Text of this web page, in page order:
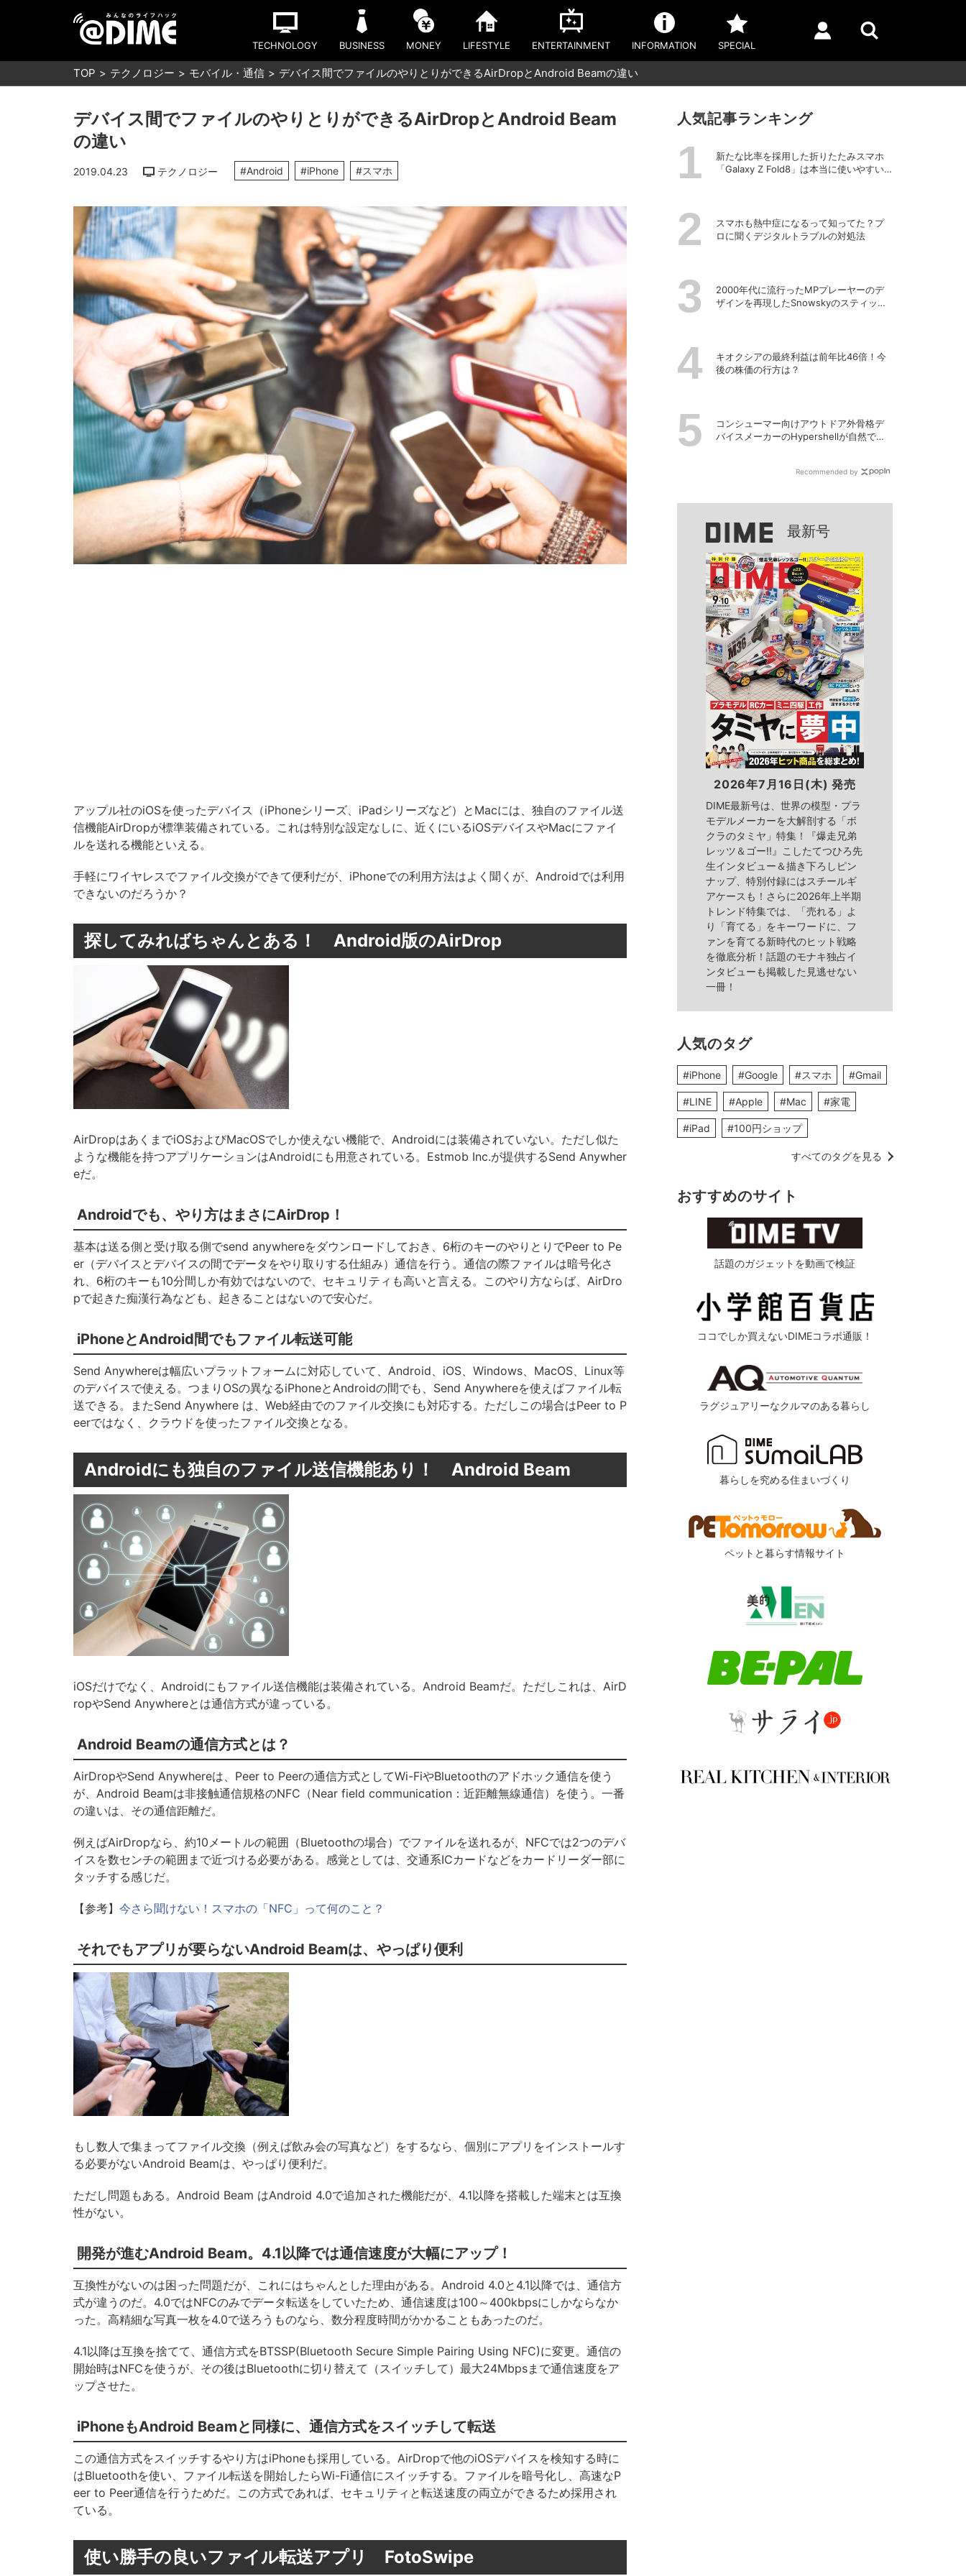
TECHNOLOGY BUSINESS MONEY LIFESTYLE ENTERTAINMENT INFORMATION SPECIAL
TOP テクノロジー モバイル・通信 デバイス間でファイルのやりとりができるAirDropとAndroid Beamの違い
デバイス間でファイルのやりとりができるAirDropとAndroid Beam
の違い
2019.04.23 テクノロジー #Android #iPhone #スマホ
アップル社のiOSを使ったデバイス（iPhoneシリーズ、iPadシリーズなど）とMacには、独自のファイル送
信機能AirDropが標準装備されている。これは特別な設定なしに、近くにいるiOSデバイスやMacにファイ
ルを送れる機能といえる。
手軽にワイヤレスでファイル交換ができて便利だが、iPhoneでの利用方法はよく聞くが、Androidでは利用
できないのだろうか？
探してみればちゃんとある！ Android版のAirDrop
AirDropはあくまでiOSおよびMacOSでしか使えない機能で、Androidには装備されていない。ただし似た
ような機能を持つアプリケーションはAndroidにも用意されている。Estmob Inc.が提供するSend Anywher
eだ。
Androidでも、やり方はまさにAirDrop！
基本は送る側と受け取る側でsend anywhereをダウンロードしておき、6桁のキーのやりとりでPeer to Pe
er（デバイスとデバイスの間でデータをやり取りする仕組み）通信を行う。通信の際ファイルは暗号化さ
れ、6桁のキーも10分間しか有効ではないので、セキュリティも高いと言える。このやり方ならば、AirDro
pで起きた痴漢行為なども、起きることはないので安心だ。
iPhoneとAndroid間でもファイル転送可能
Send Anywhereは幅広いプラットフォームに対応していて、Android、iOS、Windows、MacOS、Linux等
のデバイスで使える。つまりOSの異なるiPhoneとAndroidの間でも、Send Anywhereを使えばファイル転
送できる。またSend Anywhere は、Web経由でのファイル交換にも対応する。ただしこの場合はPeer to P
eerではなく、クラウドを使ったファイル交換となる。
Androidにも独自のファイル送信機能あり！ Android Beam
iOSだけでなく、Androidにもファイル送信機能は装備されている。Android Beamだ。ただしこれは、AirD
ropやSend Anywhereとは通信方式が違っている。
Android Beamの通信方式とは？
AirDropやSend Anywhereは、Peer to Peerの通信方式としてWi-FiやBluetoothのアドホック通信を使う
が、Android Beamは非接触通信規格のNFC（Near field communication：近距離無線通信）を使う。一番
の違いは、その通信距離だ。
例えばAirDropなら、約10メートルの範囲（Bluetoothの場合）でファイルを送れるが、NFCでは2つのデバ
イスを数センチの範囲まで近づける必要がある。感覚としては、交通系ICカードなどをカードリーダー部に
タッチする感じだ。
【参考】 今さら聞けない！スマホの「NFC」って何のこと？
それでもアプリが要らないAndroid Beamは、やっぱり便利
もし数人で集まってファイル交換（例えば飲み会の写真など）をするなら、個別にアプリをインストールす
る必要がないAndroid Beamは、やっぱり便利だ。
ただし問題もある。Android Beam はAndroid 4.0で追加された機能だが、4.1以降を搭載した端末とは互換
性がない。
開発が進むAndroid Beam。4.1以降では通信速度が大幅にアップ！
互換性がないのは困った問題だが、これにはちゃんとした理由がある。Android 4.0と4.1以降では、通信方
式が違うのだ。4.0ではNFCのみでデータ転送をしていたため、通信速度は100～400kbpsにしかならなか
った。高精細な写真一枚を4.0で送ろうものなら、数分程度時間がかかることもあったのだ。
4.1以降は互換を捨てて、通信方式をBTSSP(Bluetooth Secure Simple Pairing Using NFC)に変更。通信の
開始時はNFCを使うが、その後はBluetoothに切り替えて（スイッチして）最大24Mbpsまで通信速度をア
ップさせた。
iPhoneもAndroid Beamと同様に、通信方式をスイッチして転送
この通信方式をスイッチするやり方はiPhoneも採用している。AirDropで他のiOSデバイスを検知する時に
はBluetoothを使い、ファイル転送を開始したらWi-Fi通信にスイッチする。ファイルを暗号化し、高速なP
eer to Peer通信を行うためだ。この方式であれば、セキュリティと転送速度の両立ができるため採用され
ている。
使い勝手の良いファイル転送アプリ FotoSwipe
人気記事ランキング
新たな比率を採用した折りたたみスマホ
「Galaxy Z Fold8」は本当に使いやすい
スマホも熱中症になるって知ってた？プ
ロに聞くデジタルトラブルの対処法
2000年代に流行ったMPプレーヤーのデ
ザインを再現したSnowskyのスティック
キオクシアの最終利益は前年比46倍！今
後の株価の行方は？
コンシューマー向けアウトドア外骨格デ
バイスメーカーのHypershellが自然でシ
Recommended by
最新号
2026年7月16日(木) 発売
DIME最新号は、世界の模型・プラ
モデルメーカーを大解剖する「ボ
クラのタミヤ」特集！『爆走兄弟
レッツ＆ゴー!!』こしたてつひろ先
生インタビュー＆描き下ろしピン
ナップ、特別付録にはスチールギ
アケースも！さらに2026年上半期
トレンド特集では、「売れる」よ
り「育てる」をキーワードに、フ
ァンを育てる新時代のヒット戦略
を徹底分析！話題のモナキ独占イ
ンタビューも掲載した見逃せない
一冊！
人気のタグ
#iPhone #Google #スマホ #Gmail
#LINE #Apple #Mac #家電
#iPad #100円ショップ
すべてのタグを見る
おすすめのサイト
話題のガジェットを動画で検証
ココでしか買えないDIMEコラボ通販！
ラグジュアリーなクルマのある暮らし
暮らしを究める住まいづくり
ペットと暮らす情報サイト